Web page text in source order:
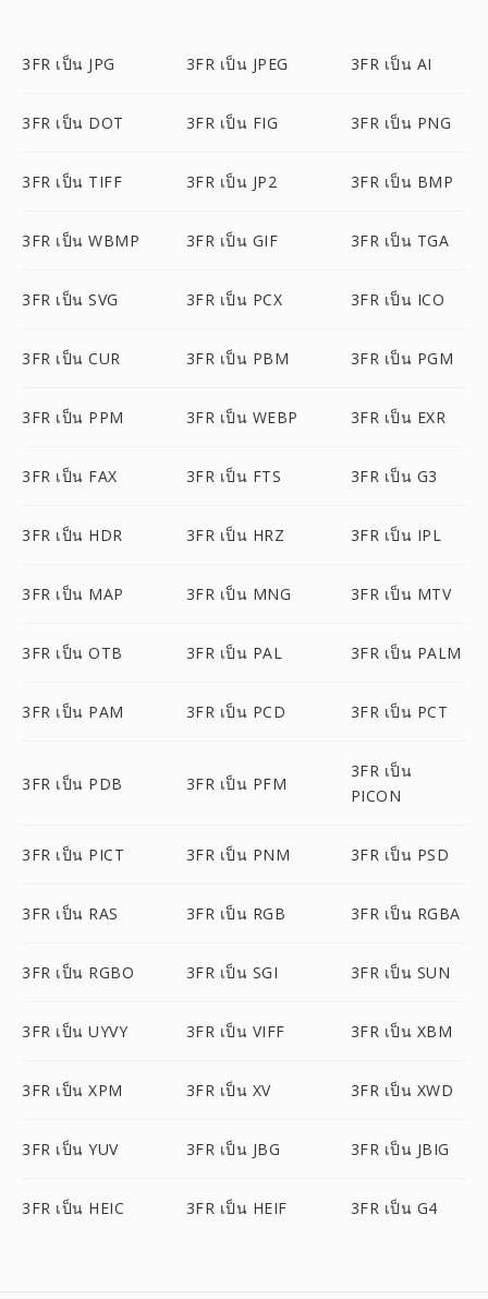
3FR เป็น JPG 3FR เป็น JPEG 3FR เป็น AI
3FR เป็น DOT 3FR เป็น FIG 3FR เป็น PNG
3FR เป็น TIFF 3FR เป็น JP2 3FR เป็น BMP
3FR เป็น WBMP 3FR เป็น GIF 3FR เป็น TGA
3FR เป็น SVG 3FR เป็น PCX 3FR เป็น ICO
3FR เป็น CUR 3FR เป็น PBM 3FR เป็น PGM
3FR เป็น PPM 3FR เป็น WEBP 3FR เป็น EXR
3FR เป็น FAX 3FR เป็น FTS 3FR เป็น G3
3FR เป็น HDR 3FR เป็น HRZ 3FR เป็น IPL
3FR เป็น MAP 3FR เป็น MNG 3FR เป็น MTV
3FR เป็น OTB 3FR เป็น PAL 3FR เป็น PALM
3FR เป็น PAM 3FR เป็น PCD 3FR เป็น PCT
3FR เป็น PDB 3FR เป็น PFM
3FR เป็น
PICON
3FR เป็น PICT 3FR เป็น PNM 3FR เป็น PSD
3FR เป็น RAS 3FR เป็น RGB 3FR เป็น RGBA
3FR เป็น RGBO 3FR เป็น SGI 3FR เป็น SUN
3FR เป็น UYVY 3FR เป็น VIFF 3FR เป็น XBM
3FR เป็น XPM 3FR เป็น XV 3FR เป็น XWD
3FR เป็น YUV 3FR เป็น JBG 3FR เป็น JBIG
3FR เป็น HEIC 3FR เป็น HEIF 3FR เป็น G4